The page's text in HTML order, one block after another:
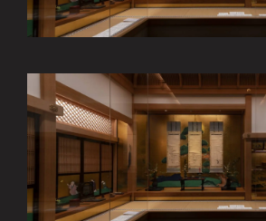
Hosa Library
Tokugawaen Area
Information Site
徳川園エリア総合インフォメ
Garden Restaurant
ガーデンレストラン徳川園